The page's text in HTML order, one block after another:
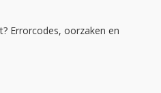
Errorcodes, oorzaken en